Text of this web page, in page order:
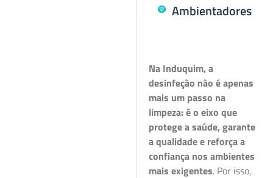
Ambientadores
Na Induquim, a
desinfeção não é apenas
mais um passo na
limpeza: é o eixo que
protege a saúde, garante
a qualidade e reforça a
confiança nos ambientes
mais exigentes. Por isso,